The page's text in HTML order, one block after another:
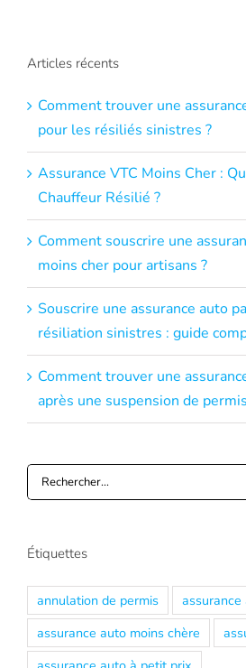
Articles récents
Comment trouver une
pour les résiliés sinistres ?
Assurance VTC Moins Cher :
Chauffeur Résilié ?
Comment souscrire une
moins cher pour artisans ?
Souscrire une assurance auto
résiliation sinistres : guide
Comment trouver une
après une suspension de permis
Rechercher:
Étiquettes
annulation de permis
assurance
assurance auto moins chère